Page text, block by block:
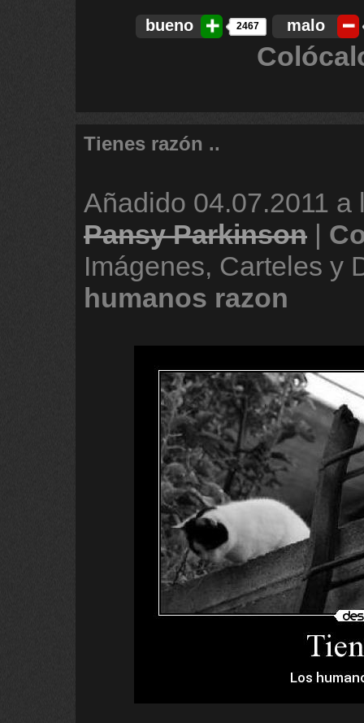
bueno 2467 malo
Tienes razón ..
Añadido 04.07.2011 a
Pansy Parkinson |
Imágenes, Carteles y
humanos razon